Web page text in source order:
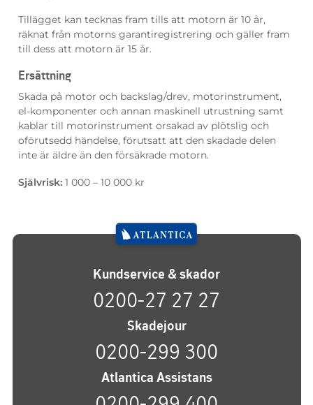
Tillägget kan tecknas fram tills att motorn är 10 år,
räknat från motorns garantiregistrering och gäller fram
till dess att motorn är 15 år.
Ersättning
Skada på motor och backslag/drev, motorinstrument,
el-komponenter och annan maskinell utrustning samt
kablar till motorinstrument orsakad av plötslig och
oförutsedd händelse, förutsatt att den skadade delen
inte är äldre än den försäkrade motorn.
Självrisk: 1 000 – 10 000 kr
Kundservice & skador
0200-27 27 27
Skadejour
0200-299 300
Atlantica Assistans